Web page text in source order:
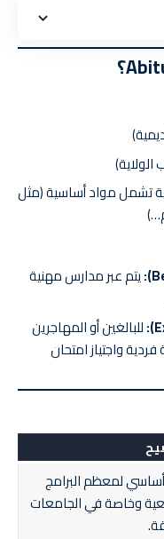
تشمل مواد أساسية (مثل
يتم عبر مدارس مهنية
للبالغين أو المهاجرين
واجتياز امتحان
لمعظم البرامج
وخاصة في الجامعات